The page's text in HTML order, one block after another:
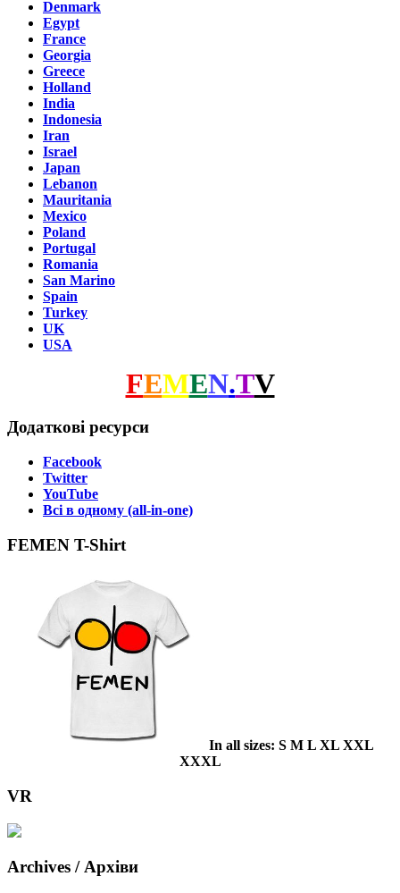
Denmark
Egypt
France
Georgia
Greece
Holland
India
Indonesia
Iran
Israel
Japan
Lebanon
Mauritania
Mexico
Poland
Portugal
Romania
San Marino
Spain
Turkey
UK
USA
FEMEN.TV
Додаткові ресурси
Facebook
Twitter
YouTube
Всі в одному (all-in-one)
FEMEN T-Shirt
In all sizes: S M L XL XXL
XXXL
VR
Archives / Архіви